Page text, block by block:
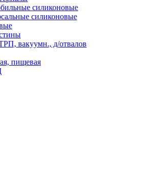
силиконовые
силиконовые
вакуумн., д/отвалов
пищевая